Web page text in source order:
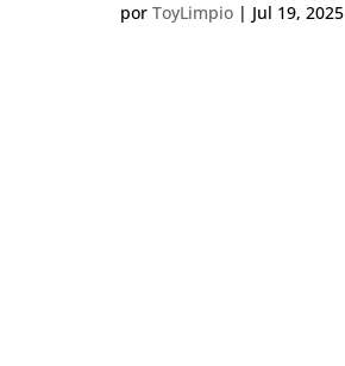
por ToyLimpio| Jul 19, 2025